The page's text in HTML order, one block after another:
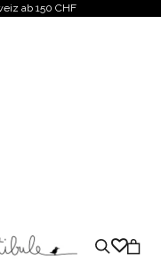
ab 150 CHF
Suche